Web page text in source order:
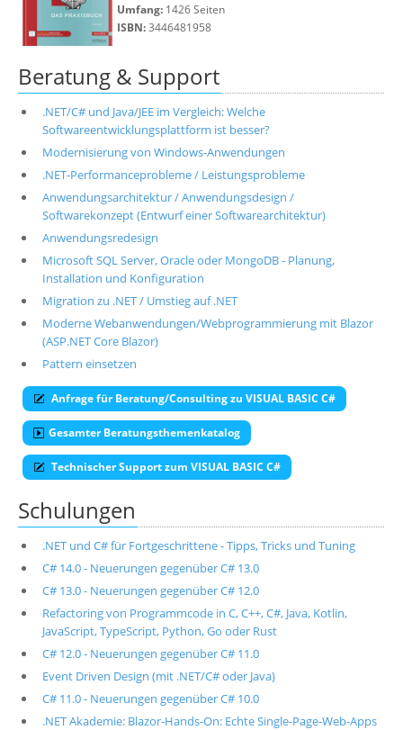
Umfang: 1426 Seiten
ISBN:3446481958
Beratung & Support
.NET/C# und Java/JEE im Vergleich: Welche
Softwareentwicklungsplattform ist besser?
Modernisierung von Windows-Anwendungen
.NET-Performanceprobleme / Leistungsprobleme
Anwendungsarchitektur / Anwendungsdesign /
Softwarekonzept (Entwurf einer Softwarearchitektur)
Anwendungsredesign
Microsoft SQL Server, Oracle oder MongoDB - Planung,
Installation und Konfiguration
Migration zu .NET / Umstieg auf .NET
Moderne Webanwendungen/Webprogrammierung mit Blazor
(ASP.NET Core Blazor)
Pattern einsetzen
Anfrage für Beratung/Consulting zu VISUAL BASIC C#
Gesamter Beratungsthemenkatalog
Technischer Support zum VISUAL BASIC C#
Schulungen
.NET und C# für Fortgeschrittene - Tipps, Tricks und Tuning
C# 14.0 - Neuerungen gegenüber C# 13.0
C# 13.0 - Neuerungen gegenüber C# 12.0
Refactoring von Programmcode in C, C++, C#, Java, Kotlin,
JavaScript, TypeScript, Python, Go oder Rust
C# 12.0 - Neuerungen gegenüber C# 11.0
Event Driven Design (mit .NET/C# oder Java)
C# 11.0 - Neuerungen gegenüber C# 10.0
.NET Akademie: Blazor-Hands-On: Echte Single-Page-Web-Apps